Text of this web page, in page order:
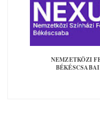
NEMZETKÖZI